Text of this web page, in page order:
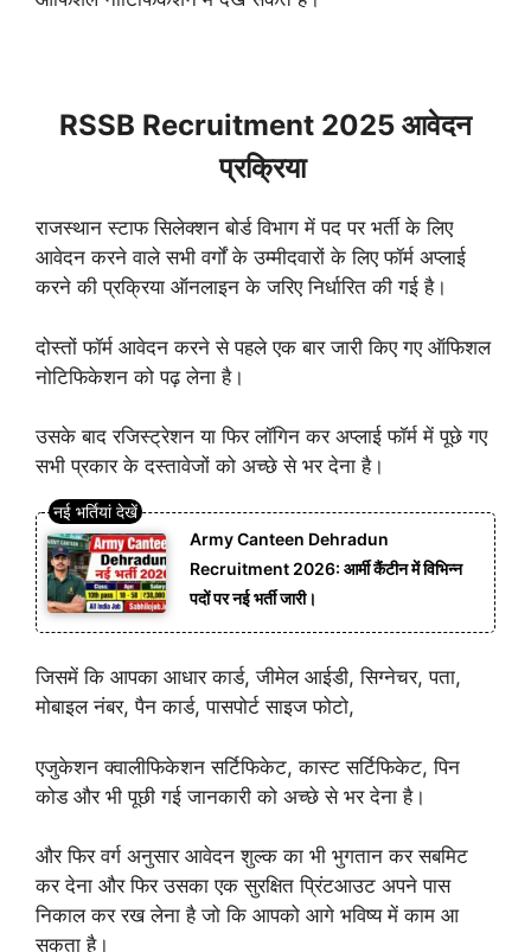
RSSB Recruitment 2025 आवेदन
प्रक्रिया
राजस्थान स्टाफ सिलेक्शन बोर्ड विभाग में पद पर भर्ती के लिए
आवेदन करने वाले सभी वर्गों के उम्मीदवारों के लिए फॉर्म अप्लाई
करने की प्रक्रिया ऑनलाइन के जरिए निर्धारित की गई है।
दोस्तों फॉर्म आवेदन करने से पहले एक बार जारी किए गए ऑफिशल
नोटिफिकेशन को पढ़ लेना है।
उसके बाद रजिस्ट्रेशन या फिर लॉगिन कर अप्लाई फॉर्म में पूछे गए
सभी प्रकार के दस्तावेजों को अच्छे से भर देना है।
Army Canteen Dehradun
Recruitment 2026: आर्मी कैंटीन में विभिन्न
पदों पर नई भर्ती जारी।
जिसमें कि आपका आधार कार्ड, जीमेल आईडी, सिग्नेचर, पता,
मोबाइल नंबर, पैन कार्ड, पासपोर्ट साइज फोटो,
एजुकेशन क्वालीफिकेशन सर्टिफिकेट, कास्ट सर्टिफिकेट, पिन
कोड और भी पूछी गई जानकारी को अच्छे से भर देना है।
और फिर वर्ग अनुसार आवेदन शुल्क का भी भुगतान कर सबमिट
कर देना और फिर उसका एक सुरक्षित प्रिंटआउट अपने पास
निकाल कर रख लेना है जो कि आपको आगे भविष्य में काम आ
सकता है।